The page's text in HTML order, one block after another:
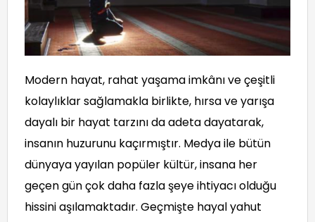
Modern hayat, rahat yaşama imkânı ve çeşitli
kolaylıklar sağlamakla birlikte, hırsa ve yarışa
dayalı bir hayat tarzını da adeta dayatarak,
insanın huzurunu kaçırmıştır. Medya ile bütün
dünyaya yayılan popüler kültür, insana her
geçen gün çok daha fazla şeye ihtiyacı olduğu
hissini aşılamaktadır. Geçmişte hayal yahut